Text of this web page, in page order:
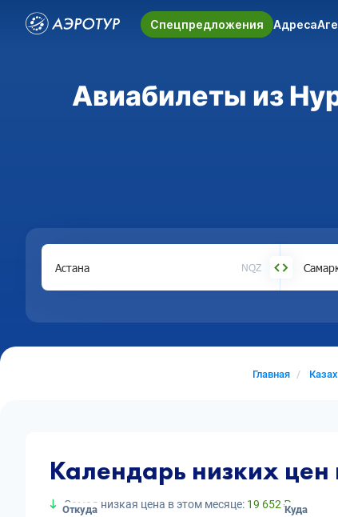
Спецпредложения Адреса
Авиабилеты из
NQZ
Главная
Календарь низких
Самая низкая цена в этом месяце: 19 652 ₽
Откуда Куда